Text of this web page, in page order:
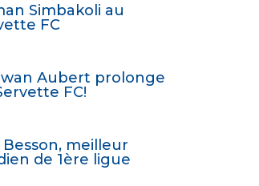
Simbakoli au
FC
Aubert prolonge
FC!
Besson, meilleur
de 1ère ligue